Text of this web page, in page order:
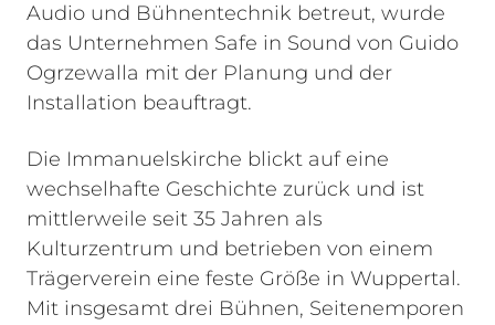
Audio und Bühnentechnik betreut, wurde
das Unternehmen Safe in Sound von Guido
Ogrzewalla mit der Planung und der
Installation beauftragt.
Die Immanuelskirche blickt auf eine
wechselhafte Geschichte zurück und ist
mittlerweile seit 35 Jahren als
Kulturzentrum und betrieben von einem
Trägerverein eine feste Größe in Wuppertal.
Mit insgesamt drei Bühnen, Seitenemporen